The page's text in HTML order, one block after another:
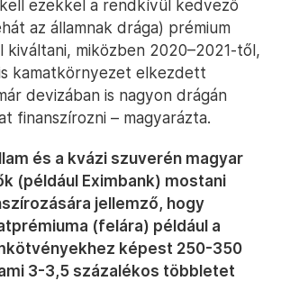
ezekkel a rendkívül kedvező
az államnak drága) prémium
kiváltani, miközben 2020–2021-től,
kamatkörnyezet elkezdett
devizában is nagyon drágán
finanszírozni – magyarázta.
és a kvázi szuverén magyar
(például Eximbank) mostani
jellemző, hogy
(felára) például a
képest 250-350
3-3,5 százalékos többletet